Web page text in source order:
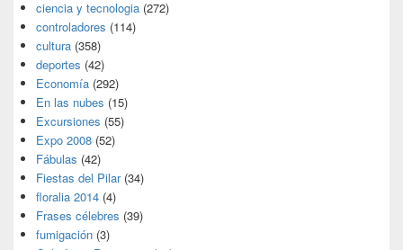
ciencia y tecnologia (272)
controladores (114)
cultura (358)
deportes (42)
Economía (292)
En las nubes (15)
Excursiones (55)
Expo 2008 (52)
Fábulas (42)
Fiestas del Pilar(34)
floralia 2014 (4)
Frases célebres (39)
fumigación (3)